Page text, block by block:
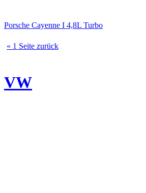
Porsche Cayenne I 4,8L Turbo
« 1 Seite zurück
VW